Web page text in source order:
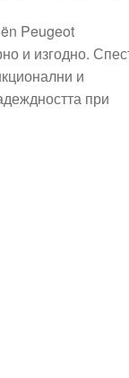
Peugeot
и изгодно.
и
при